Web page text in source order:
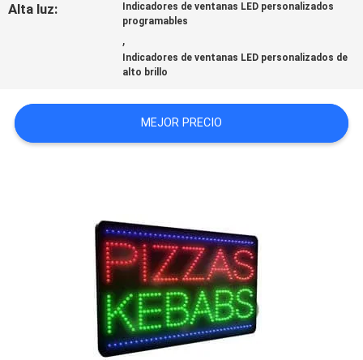
EN
CONTACTO
NOTICIAS
Alta luz:
Indicadores de ventanas LED personalizados
programables
,
Indicadores de ventanas LED personalizados de
alto brillo
MEJOR PRECIO